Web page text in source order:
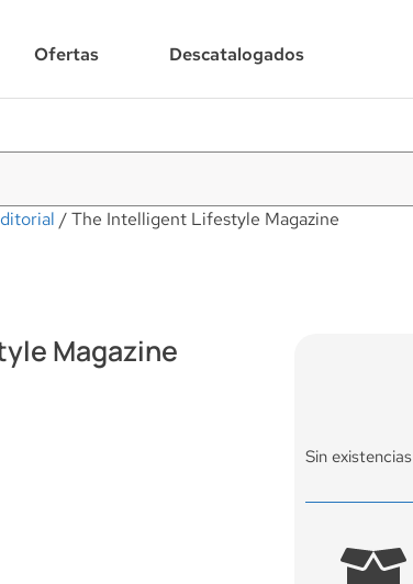
Ofertas Descatalogados
/ The Intelligent Lifestyle Magazine
Magazine
Sin existencias